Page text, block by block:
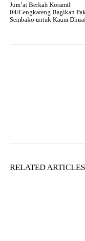
Jum’at Berkah Koramil
04/Cengkareng Bagikan
Sembako untuk Kaum
RELATED ARTICLES